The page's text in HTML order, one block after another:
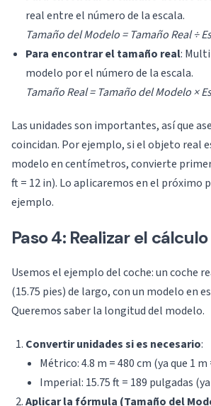
real entre el número de la escala.
Tamaño del Modelo = Tamaño Real ÷
Para encontrar el tamaño real:
modelo por el número de la escala.
Tamaño Real = Tamaño del Modelo ×
Las unidades son importantes, así que
coincidan. Por ejemplo, si el objeto real
modelo en centímetros, convierte
ft = 12 in). Lo aplicaremos en el próximo
ejemplo.
Paso 4: Realizar el
Usemos el ejemplo del coche: un coche
(15.75 pies) de largo, con un modelo en
Queremos saber la longitud del modelo.
Convertir unidades si es necesario:
Métrico: 4.8 m = 480 cm (ya que 1 m
Imperial: 15.75 ft = 189 pulgadas
Aplicar la fórmula (Tamaño del